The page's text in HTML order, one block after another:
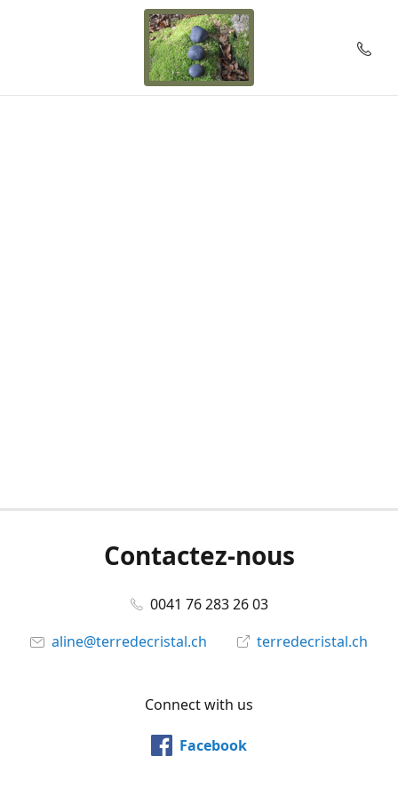
Contactez-nous
0041 76 283 26 03
aline@terredecristal.ch
terredecristal.ch
Connect with us
Facebook